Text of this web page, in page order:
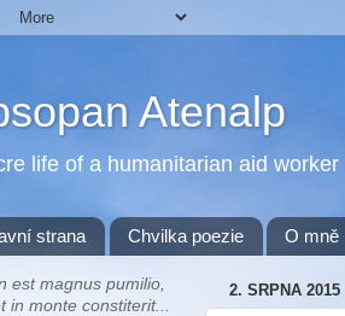
Atenalp
life of a humanitarian aid worker
strana Chvilka poezie O mně
2. SRPNA 2015
est magnus pumilio,
in monte constiterit...